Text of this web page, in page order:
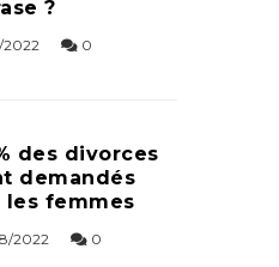
?
2022 0
des divorces
demandés
les femmes
2022 0